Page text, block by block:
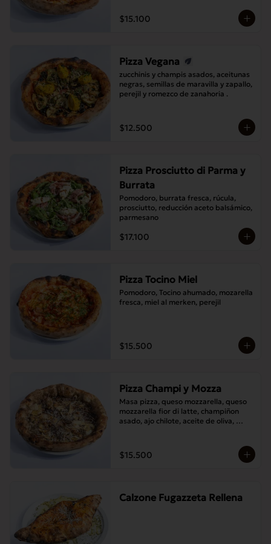
$15.100
Pizza Vegana
zucchinis y champis asados, aceitunas
negras, semillas de maravilla y zapallo,
perejil y romezco de zanahoria .
$12.500
Pizza Prosciutto di Parma y
Burrata
Pomodoro, burrata fresca, rúcula,
prosciutto, reducción aceto balsámico,
parmesano
$17.100
Pizza Tocino Miel
Pomodoro, Tocino ahumado, mozarella
fresca, miel al merken, perejil
$15.500
Pizza Champi y Mozza
Masa pizza, queso mozzarella, queso
mozzarella fior di latte, champiñon
asado, ajo chilote, aceite de oliva,
$15.500
Calzone Fugazzeta Rellena